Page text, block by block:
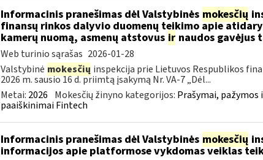
Informacinis pranešimas dėl Valstybinės mokesčių
finansų rinkos dalyvio duomenų teikimo apie
kamerų nuomą, asmenų atstovus irnaudos gavėjus
Web turinio sąrašas 2026-01-28
Valstybinė mokesčių inspekcija prie Lietuvos Respublikos
2026 m. sausio 16 d. priimtą įsakymą Nr. VA-7 „Dėl...
Metai: 2026 Mokesčių žinyno kategorijos: Prašymai, pažymos
paaiškinimai Fintech
Informacinis pranešimas dėl Valstybinės mokesčių
informacijos apie platformose vykdomas veiklas